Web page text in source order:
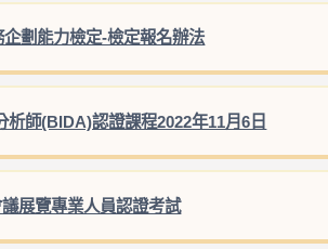
劃能力檢定-檢定報名辦法
析師(BIDA)認證課程2022年11月6日
展覽專業人員認證考試